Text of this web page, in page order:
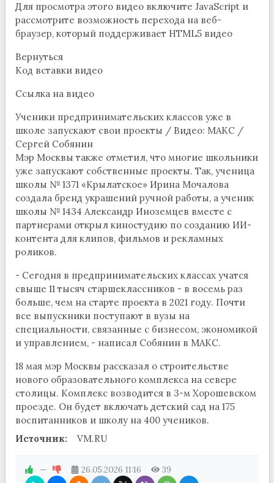
Для просмотра этого видео включите JavaScript и
рассмотрите возможность перехода на веб-
браузер, который поддерживает HTML5 видео
Вернуться
Код вставки видео
Ссылка на видео
Ученики предпринимательских классов уже в
школе запускают свои проекты / Видео: МАКС /
Сергей Собянин
Мэр Москвы также отметил, что многие школьники
уже запускают собственные проекты. Так, ученица
школы № 1371 «Крылатское» Ирина Мочалова
создала бренд украшений ручной работы, а ученик
школы № 1434 Александр Иноземцев вместе с
партнерами открыл киностудию по созданию ИИ-
контента для клипов, фильмов и рекламных
роликов.
- Сегодня в предпринимательских классах учатся
свыше 11 тысяч старшеклассников - в восемь раз
больше, чем на старте проекта в 2021 году. Почти
все выпускники поступают в вузы на
специальности, связанные с бизнесом, экономикой
и управлением, - написал Собянин в МАКС.
18 мая мэр Москвы рассказал о строительстве
нового образовательного комплекса на севере
столицы. Комплекс возводится в 3-м Хорошевском
проезде. Он будет включать детский сад на 175
воспитанников и школу на 400 учеников.
Источник:
VM.RU
— 26.05.2026 11:16 39